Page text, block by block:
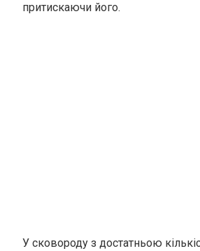
притискаючи його.
У сковороду з достатньою